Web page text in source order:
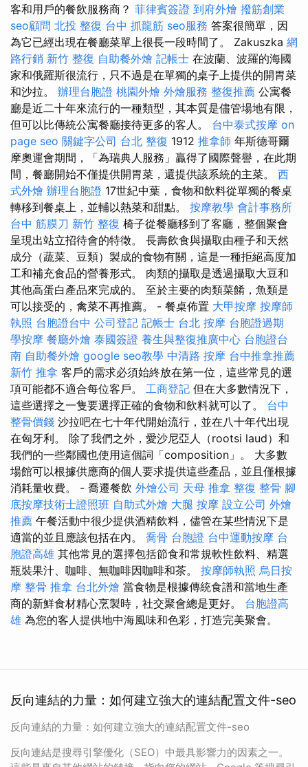
客和用戶的餐飲服務商？ 菲律賓簽證 到府外燴 撥筋創業
seo顧問 北投 整復 台中 抓龍筋 seo服務 答案很簡單，因
為它已經出現在餐廳菜單上很長一段時間了。 Zakuszka 網
路行銷 新竹 整復 自助餐外燴 記帳士 在波蘭、波羅的海國
家和俄羅斯很流行，只不過是在單獨的桌子上提供的開胃菜
和沙拉。 辦理台胞證 桃園外燴 外燴服務 整復推薦 公寓餐
廳是近二十年來流行的一種類型，其本質是儘管場地有限，
但可以比傳統公寓餐廳接待更多的客人。 台中泰式按摩 on
page seo 關鍵字公司 台北 整復 1912 推拿師 年斯德哥爾
摩奧運會期間，「為瑞典人服務」贏得了國際聲譽，在此期
間，餐廳開始不僅提供開胃菜，還提供該系統的主菜。 西
式外燴 辦理台胞證 17世紀中葉，食物和飲料從單獨的餐桌
轉移到餐桌上，並輔以熱菜和甜點。 按摩教學 會計事務所
台中 筋膜刀 新竹 整復 椅子從餐廳移到了客廳，整個聚會
呈現出站立招待會的特徵。 長壽飲食與攝取由種子和天然
成分（蔬菜、豆類）製成的食物有關，這是一種拒絕高度加
工和補充食​​品的營養形式。 肉類的攝取是透過攝取大豆和
其他高蛋白產品來完成的。 至於主要的肉類菜餚，魚類是
可以接受的，禽菜不再推薦。 - 餐桌佈置 大甲按摩 按摩師
執照 台胞證台中 公司登記 記帳士 台北 按摩 台胞證過期
學按摩 餐廳外燴 泰國簽證 養生與整復推廣中心 台胞證台
南 自助餐外燴 google seo教學 中清路 按摩 台中推拿推薦
新竹 推拿 客戶的需求必須始終放在第一位，這些常見的選
項可能都不適合每位客戶。 工商登記 但在大多數情況下，
這些選擇之一隻要選擇正確的食物和飲料就可以了。 台中
整骨價錢 沙拉吧在七十年代開始流行，並在八十年代出現
在匈牙利。 除了我們之外，愛沙尼亞人（rootsi laud）和
我們的一些鄰國也使用這個詞「composition」。 大多數
場館可以根據供應商的個人要求提供這些產品，並且僅根據
消耗量收費。 - 喬遷餐飲 外燴公司 天母 推拿 整復 整骨 腳
底按摩技術士證照班 自助式外燴 大腿 按摩 設立公司 外燴
推薦 午餐活動中很少提供酒精飲料，儘管在某些情況下是
適當的並且應該包括在內。 喬骨 台胞證 台中運動按摩 台
胞證高雄 其他常見的選擇包括節食和常規軟性飲料、精選
瓶裝果汁、咖啡、無咖啡因咖啡和茶。 按摩師執照 烏日按
摩 整骨 推拿 台北外燴 當食物是根據傳統食譜和當地生產
商的新鮮食材精心烹製時，社交聚會總是更好。 台胞證高
雄 為您的客人提供地中海風味和色彩，打造完美聚會。
反向連結的力量：如何建立強大的連結配置文件-seo
反向連結的力量：如何建立強大的連結配置文件-seo
反向連結是搜尋引擎優化（SEO）中最具影響力的因素之一。